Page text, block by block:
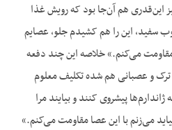
این‌قدری هم آن‌جا بود که رویش غذا
سفید، این را هم کشیدم جلو، عصایم
می‌کنم.» خلاصه این چند دفعه
و عصبانی هم شده تکلیف معلوم
پیشروی کنند و بیایند مرا
می‌زنم با این عصا مقاومت می‌کنم.»